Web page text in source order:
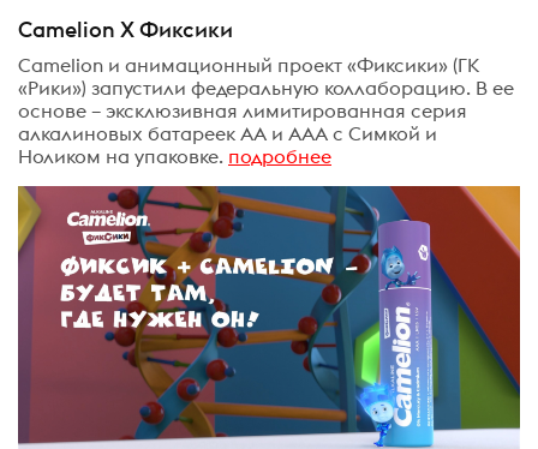
Camelion X Фиксики
Camelion и анимационный проект «Фиксики» (ГК
«Рики») запустили федеральную коллаборацию. В ее
основе – эксклюзивная лимитированная серия
алкалиновых батареек AA и ААА с Симкой и
Ноликом на упаковке. подробнее